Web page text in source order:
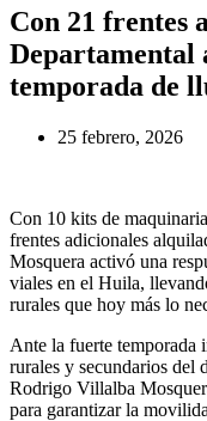
Con 21 frentes
Departamental
temporada de
25 febrero, 2026
Con 10 kits de
frentes adicionales
Mosquera activó una
viales en el Huila,
rurales que hoy más lo
Ante la fuerte temporada
rurales y secundarios del
Rodrigo Villalba
para garantizar la